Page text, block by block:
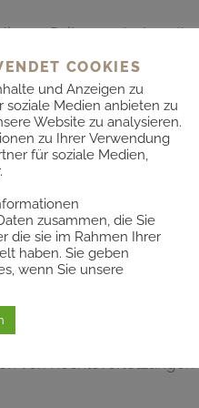
Seiten nach den
oder gespeicherte
Verpflichtungen zur
Eine diesbezügliche
entsprechenden
wir keinen Einfluss
ist stets der jeweilige
auf mögliche
Kontrolle der
von
COOKIES
und Anzeigen zu
soziale Medien anbieten zu
Website zu analysieren.
zu Ihrer Verwendung
für soziale Medien,
zusammen, die Sie
die sie im Rahmen Ihrer
haben. Sie geben
wenn Sie unsere